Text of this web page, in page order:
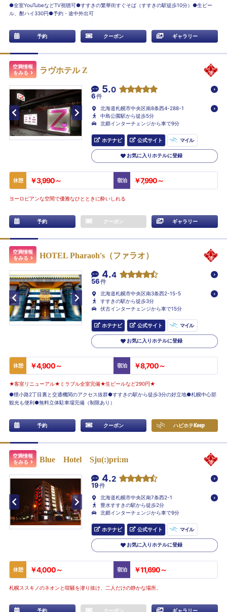
●全室YouTubeなどTV視聴可●すすきの繁華街すぐそば（すすきの駅徒歩10分）●生ビー
ル、酎ハイ330円●予約・途中外出可
予約 クーポン ギャラリー
空満情報
をみる
ラヴホテル Z
5.0
6件
北海道札幌市中央区南8条西4-288-1
中島公園駅から徒歩5分
北郷インターチェンジから車で9分
ホテナビ 公式サイト マイル
お気に入りホテルに登録
休憩 ￥3,990～ 宿泊 ￥7,990～
ヨーロピアンな空間で優雅なひとときに酔いしれる
予約 クーポン ギャラリー
空満情報
をみる
HOTEL Pharaoh's（ファラオ）
4.4
56件
北海道札幌市中央区南3条西2-15-5
すすきの駅から徒歩3分
伏古インターチェンジから車で15分
ホテナビ 公式サイト マイル
お気に入りホテルに登録
休憩 ￥4,900～ 宿泊 ￥8,700～
★客室リニューアル★ミラブル全室完備★生ビールなど290円★
●狸小路2丁目裏と交通機関のアクセス抜群●すすきの駅から徒歩3分の好立地●札幌中心部
観光も便利●無料立体駐車場完備（制限あり）
予約 クーポン ハピホテKeep
空満情報
をみる
Blue Hotel Sju(:)pri:m
4.2
19件
北海道札幌市中央区南7条西2-1
豊水すすきの駅から徒歩2分
北郷インターチェンジから車で9分
ホテナビ 公式サイト マイル
お気に入りホテルに登録
休憩 ￥4,000～ 宿泊 ￥11,690～
札幌ススキノのネオンと喧騒を潜り抜け、二人だけの静かな場所。
予約 クーポン ギャラリー